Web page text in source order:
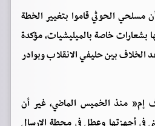
مسلحي الحوثي قاموا بتغيير الخطة
بشعارات خاصة بالميليشيات، مؤكدة
الخلاف بين حليفي ‏الانقلاب وبوادر
منذ الخميس الماضي، غير أن